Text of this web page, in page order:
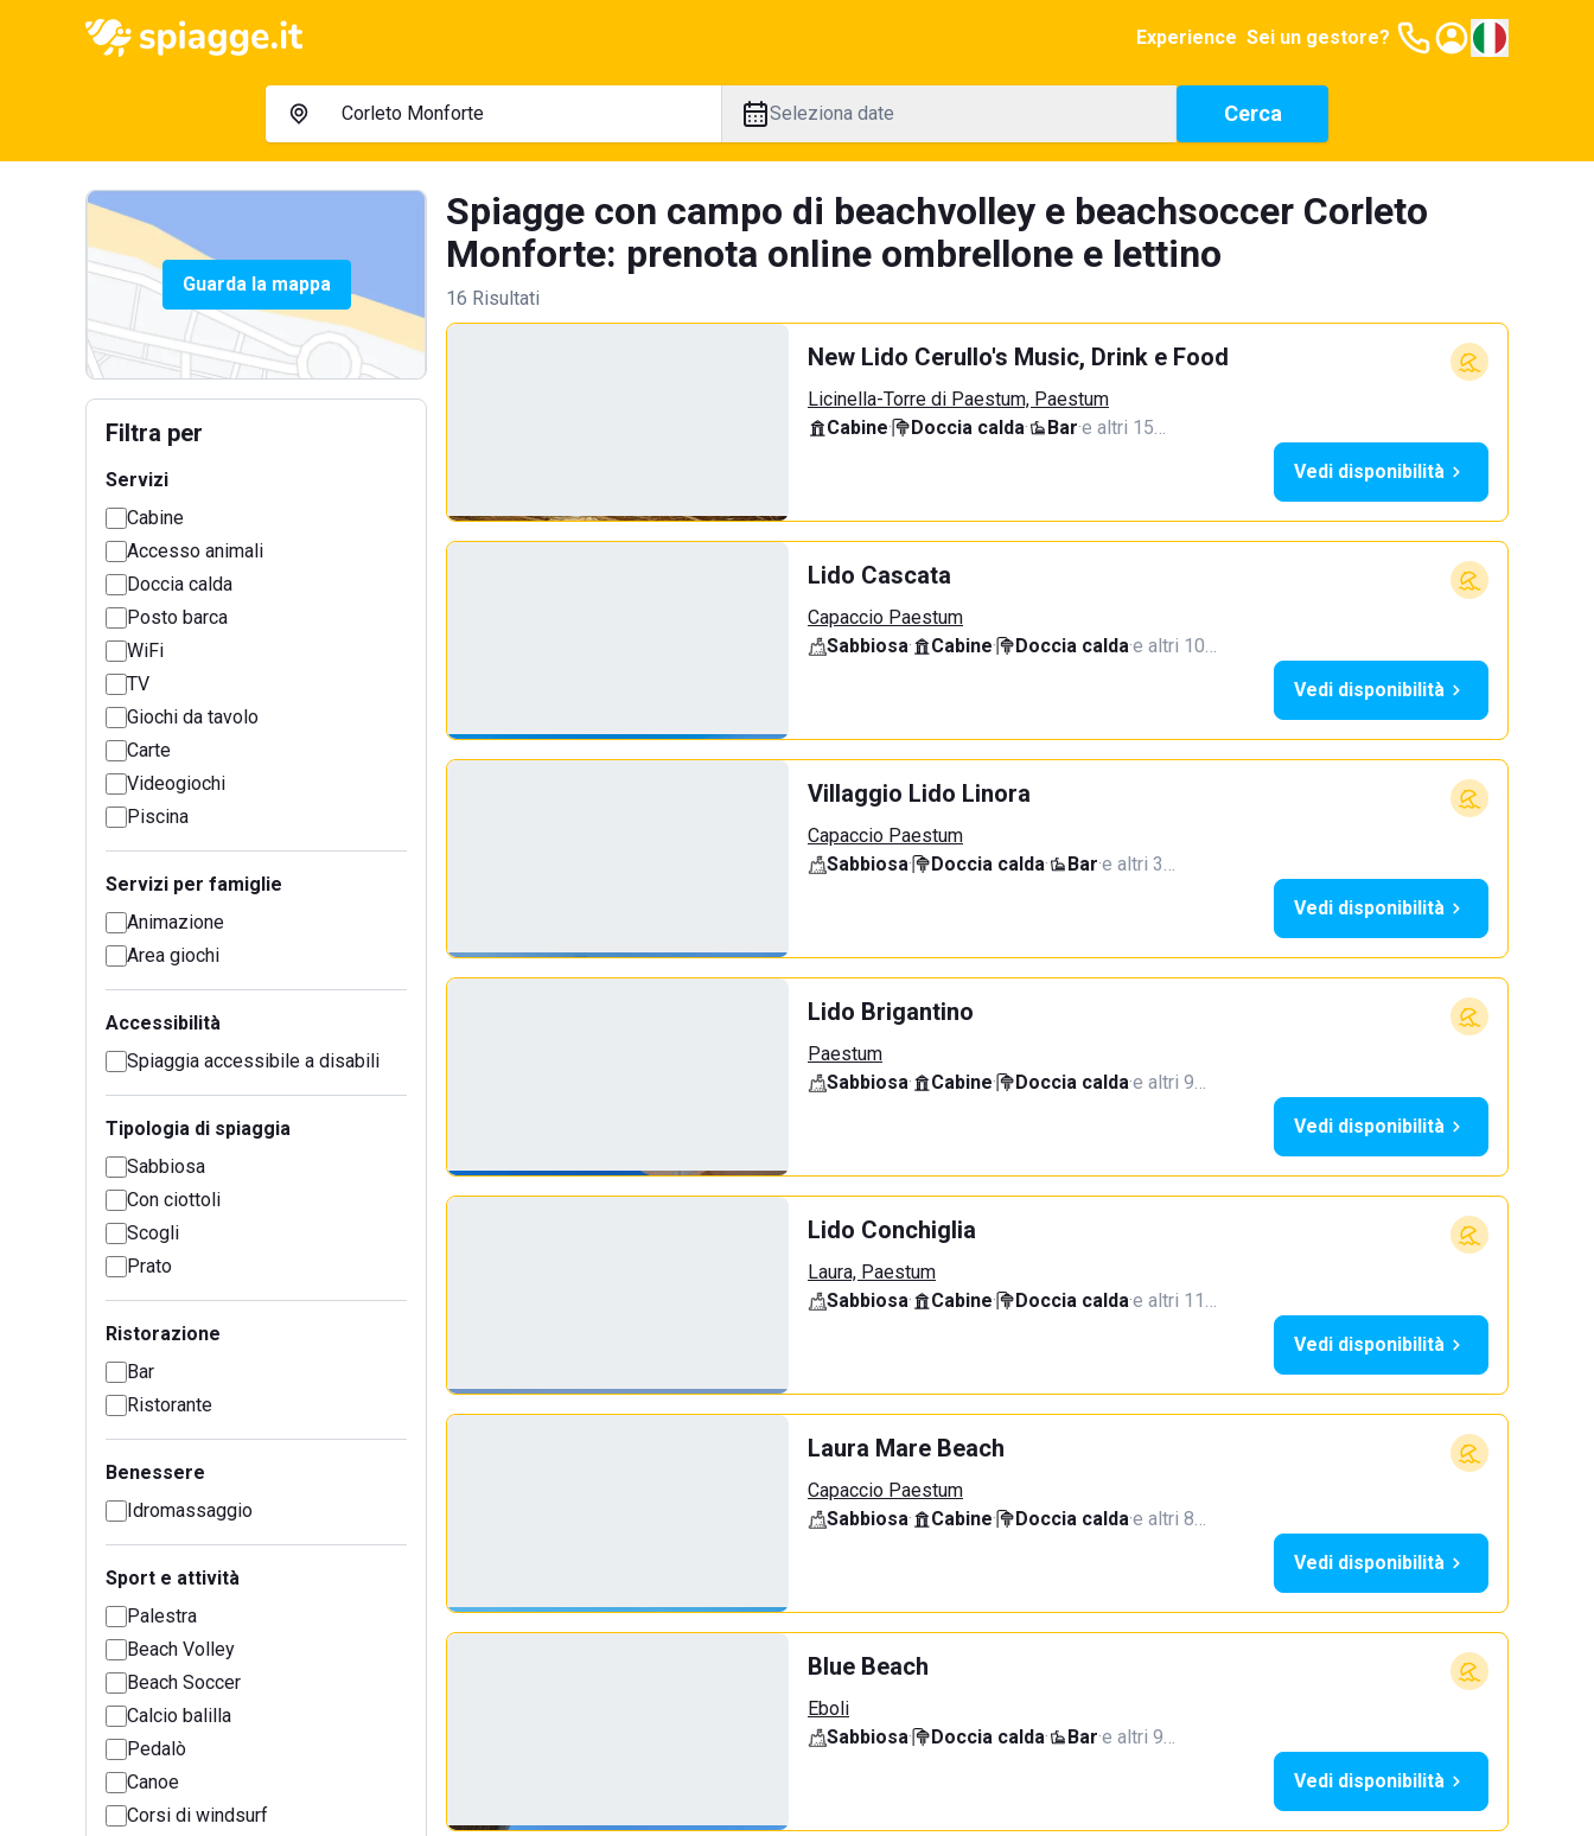
Experience Sei un gestore?
Seleziona date Cerca
Guarda la mappa
Filtra per
Servizi
Cabine
Accesso animali
Doccia calda
Posto barca
WiFi
TV
Giochi da tavolo
Carte
Videogiochi
Piscina
Servizi per famiglie
Animazione
Area giochi
Accessibilità
Spiaggia accessibile a disabili
Tipologia di spiaggia
Sabbiosa
Con ciottoli
Scogli
Prato
Ristorazione
Bar
Ristorante
Benessere
Idromassaggio
Sport e attività
Palestra
Beach Volley
Beach Soccer
Calcio balilla
Pedalò
Canoe
Corsi di windsurf
Spiagge con campo di beachvolley e beachsoccer Corleto
Monforte: prenota online ombrellone e lettino
16 Risultati
New Lido Cerullo's Music, Drink e Food
Licinella-Torre di Paestum, Paestum
Cabine· Doccia calda· Bar·e altri 15…
Vedi disponibilità
Lido Cascata
Capaccio Paestum
Sabbiosa· Cabine· Doccia calda·e altri 10…
Vedi disponibilità
Villaggio Lido Linora
Capaccio Paestum
Sabbiosa· Doccia calda· Bar·e altri 3…
Vedi disponibilità
Lido Brigantino
Paestum
Sabbiosa· Cabine· Doccia calda·e altri 9…
Vedi disponibilità
Lido Conchiglia
Laura, Paestum
Sabbiosa· Cabine· Doccia calda·e altri 11…
Vedi disponibilità
Laura Mare Beach
Capaccio Paestum
Sabbiosa· Cabine· Doccia calda·e altri 8…
Vedi disponibilità
Blue Beach
Eboli
Sabbiosa· Doccia calda· Bar·e altri 9…
Vedi disponibilità